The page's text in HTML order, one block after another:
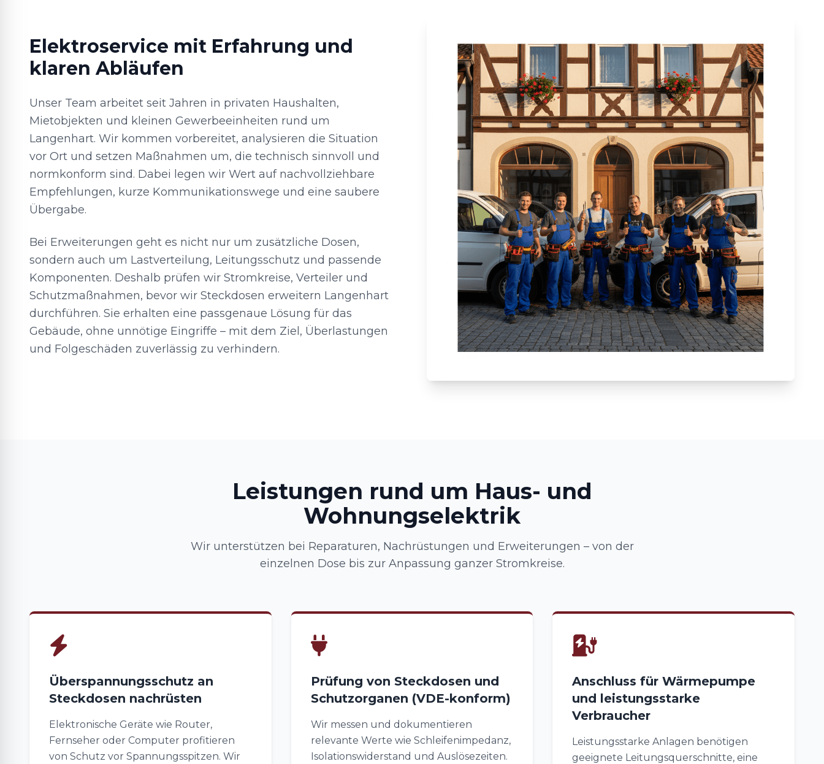
Elektroservice mit Erfahrung und
klaren Abläufen
Unser Team arbeitet seit Jahren in privaten Haushalten,
Mietobjekten und kleinen Gewerbeeinheiten rund um
Langenhart. Wir kommen vorbereitet, analysieren die Situation
vor Ort und setzen Maßnahmen um, die technisch sinnvoll und
normkonform sind. Dabei legen wir Wert auf nachvollziehbare
Empfehlungen, kurze Kommunikationswege und eine saubere
Übergabe.
Bei Erweiterungen geht es nicht nur um zusätzliche Dosen,
sondern auch um Lastverteilung, Leitungsschutz und passende
Komponenten. Deshalb prüfen wir Stromkreise, Verteiler und
Schutzmaßnahmen, bevor wir Steckdosen erweitern Langenhart
durchführen. Sie erhalten eine passgenaue Lösung für das
Gebäude, ohne unnötige Eingriffe – mit dem Ziel, Überlastungen
und Folgeschäden zuverlässig zu verhindern.
Leistungen rund um Haus- und
Wohnungselektrik
Wir unterstützen bei Reparaturen, Nachrüstungen und Erweiterungen – von der
einzelnen Dose bis zur Anpassung ganzer Stromkreise.
Überspannungsschutz an
Steckdosen nachrüsten
Elektronische Geräte wie Router,
Fernseher oder Computer profitieren
von Schutz vor Spannungsspitzen. Wir
Prüfung von Steckdosen und
Schutzorganen (VDE-konform)
Wir messen und dokumentieren
relevante Werte wie Schleifenimpedanz,
Isolationswiderstand und Auslösezeiten.
Anschluss für Wärmepumpe
und leistungsstarke
Verbraucher
Leistungsstarke Anlagen benötigen
geeignete Leitungsquerschnitte, eine